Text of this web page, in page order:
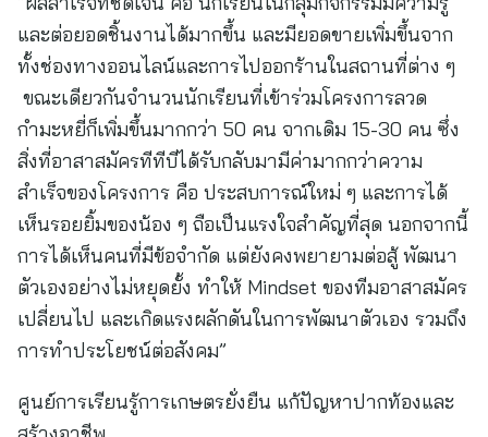
และต่อยอดชิ้นงานได้มากขึ้น และมียอดขายเพิ่มขึ้นจาก
ทั้งช่องทางออนไลน์และการไปออกร้านในสถานที่ต่าง ๆ
ขณะเดียวกันจำนวนนักเรียนที่เข้าร่วมโครงการลวด
กำมะหยี่ก็เพิ่มขึ้นมากกว่า 50 คน จากเดิม 15-30 คน ซึ่ง
สิ่งที่อาสาสมัครทีทีบีได้รับกลับมามีค่ามากกว่าความ
สำเร็จของโครงการ คือ ประสบการณ์ใหม่ ๆ และการได้
เห็นรอยยิ้มของน้อง ๆ ถือเป็นแรงใจสำคัญที่สุด นอกจากนี้
การได้เห็นคนที่มีข้อจำกัด แต่ยังคงพยายามต่อสู้ พัฒนา
ตัวเองอย่างไม่หยุดยั้ง ทำให้ Mindset ของทีมอาสาสมัคร
เปลี่ยนไป และเกิดแรงผลักดันในการพัฒนาตัวเอง รวมถึง
การทำประโยชน์ต่อสังคม”
ศูนย์การเรียนรู้การเกษตรยั่งยืน แก้ปัญหาปากท้องและ